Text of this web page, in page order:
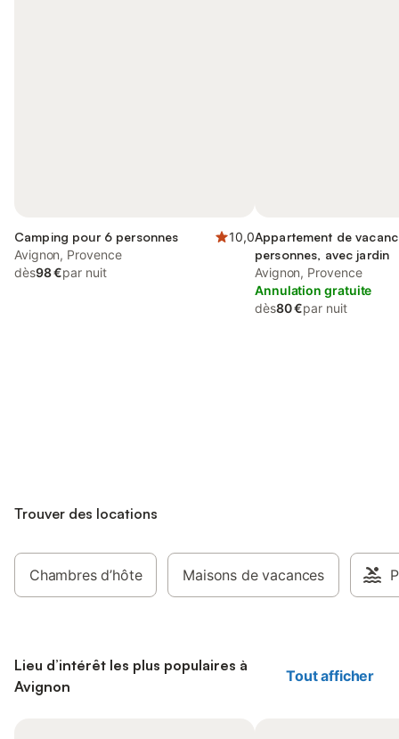
Camping pour 6 personnes
10,0
Avignon, Provence
dès98 €par nuit
Appartement de
personnes, avec jardin
Avignon, Provence
Annulation gratuite
dès80 €par nuit
Trouver des locations
Chambres d’hôte Maisons de vacances
Lieu d’intérêt les plus populaires à
Avignon
Tout afficher